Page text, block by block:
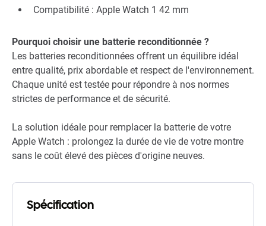
Compatibilité : Apple Watch 1 42 mm
Pourquoi choisir une batterie reconditionnée ?
Les batteries reconditionnées offrent un équilibre idéal
entre qualité, prix abordable et respect de l'environnement.
Chaque unité est testée pour répondre à nos normes
strictes de performance et de sécurité.
La solution idéale pour remplacer la batterie de votre
Apple Watch : prolongez la durée de vie de votre montre
sans le coût élevé des pièces d'origine neuves.
Spécification